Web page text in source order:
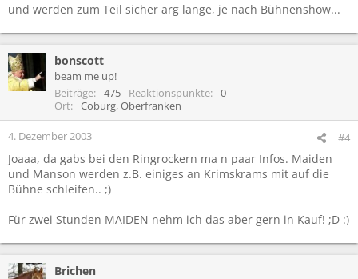
und werden zum Teil sicher arg lange, je nach Bühnenshow...
bonscott
beam me up!
Beiträge
475 Reaktionspunkte
0
Ort
Coburg, Oberfranken
4. Dezember 2003 #4
Joaaa, da gabs bei den Ringrockern ma n paar Infos. Maiden
und Manson werden z.B. einiges an Krimskrams mit auf die
Bühne schleifen.. ;)
Für zwei Stunden MAIDEN nehm ich das aber gern in Kauf! ;D :)
Brichen